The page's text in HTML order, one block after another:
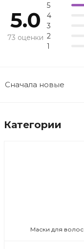
5.0
73 оценки
5
4
3
2
1
Сначала новые
Категории
Маски для волос